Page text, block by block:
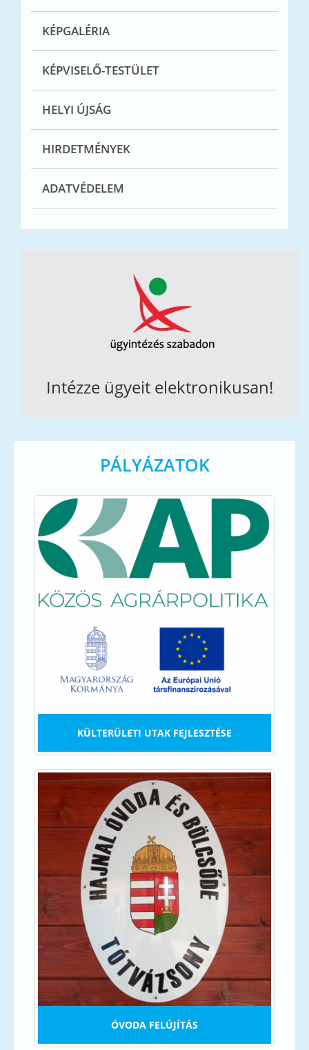
KÉPGALÉRIA
KÉPVISELŐ-TESTÜLET
HELYI ÚJSÁG
HIRDETMÉNYEK
ADATVÉDELEM
Intézze ügyeit elektronikusan!
PÁLYÁZATOK
KÜLTERÜLETI UTAK FEJLESZTÉSE
ÓVODA FELÚJÍTÁS